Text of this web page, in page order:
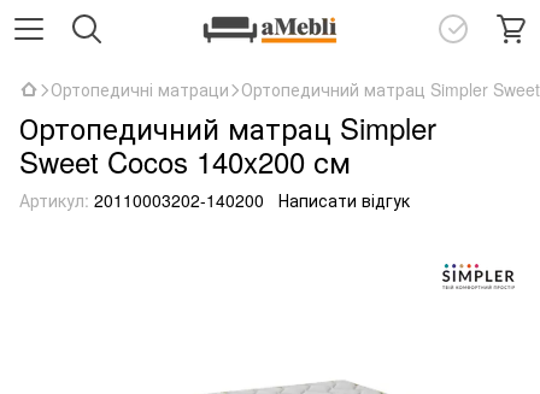
Ортопедичні матраци Ортопедичний матрац Simpler
Ортопедичний матрац Simpler
Sweet Cocos 140x200 см
Артикул: 20110003202-140200 Написати відгук